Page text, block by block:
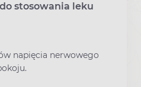
stosowania leku
napięcia nerwowego